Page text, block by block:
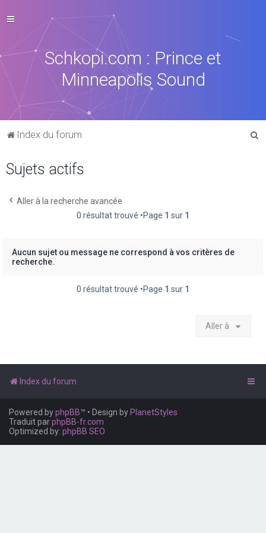
Schkopi.com : Prince et
Minneapolis Sound
Index du forum
Sujets actifs
Aller à la recherche avancée
0 résultat trouvé •Page 1 sur 1
Aucun sujet ou message ne correspond à vos critères de
recherche.
0 résultat trouvé •Page 1 sur 1
Aller à
Index du forum
Powered byphpBB™ • Design by PlanetStyles
Traduit parphpBB-fr.com
Optimized by: phpBB SEO